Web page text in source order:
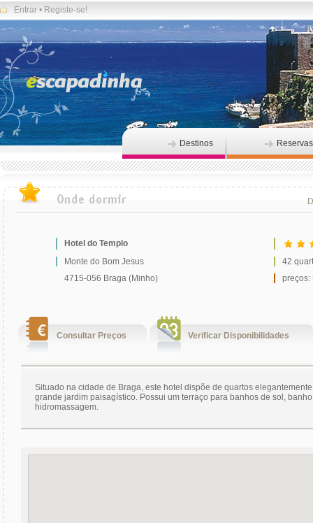
Entrar • Registe-se!
Destinos Reservas
Hotel do Templo
Monte do Bom Jesus
42
4715-056 Braga (Minho)
preços:
Consultar Preços Verificar Disponibilidades
Situado na cidade de Braga, este hotel dispõe de quartos
grande jardim paisagístico. Possui um terraço para banhos de sol,
hidromassagem.